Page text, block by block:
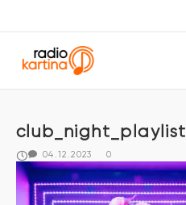
club_night_playlist
04.12.2023 0